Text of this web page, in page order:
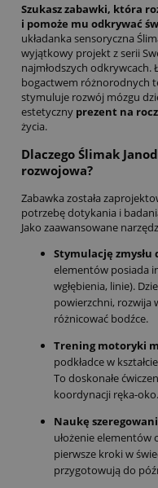
Szukasz zabawki, która
i pomoże mu odkrywać
układanka sensoryczna
wyjątkowy projekt z serii
najmłodszych odkrywcach.
bogactwem różnorodnych
stymuluje rozwój mózgu
estetyczny prezent na
życia.
Dlaczego Ślimak
rozwojowa?
Zabawka została
potrzebę dotykania i
Jako zaawansowane
Stymulację zmysłu
elementów posiada
wgłębienia, linie).
powierzchni, rozwija
różnicować bodźce.
Trening motoryki
podkładce w
To doskonałe
koordynacji ręka-oko.
Naukę
ułożenie elementów
pierwsze kroki w
przygotowują do